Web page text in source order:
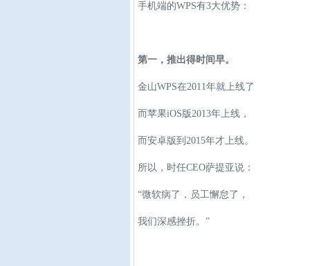
手机端的WPS有3大优势：
第一，推出得时间早。
金山WPS在2011年就上线了
而苹果iOS版2013年上线，
而安卓版到2015年才上线。
所以，时任CEO萨提亚说：
“微软病了，员工懈怠了，
我们深感挫折。”